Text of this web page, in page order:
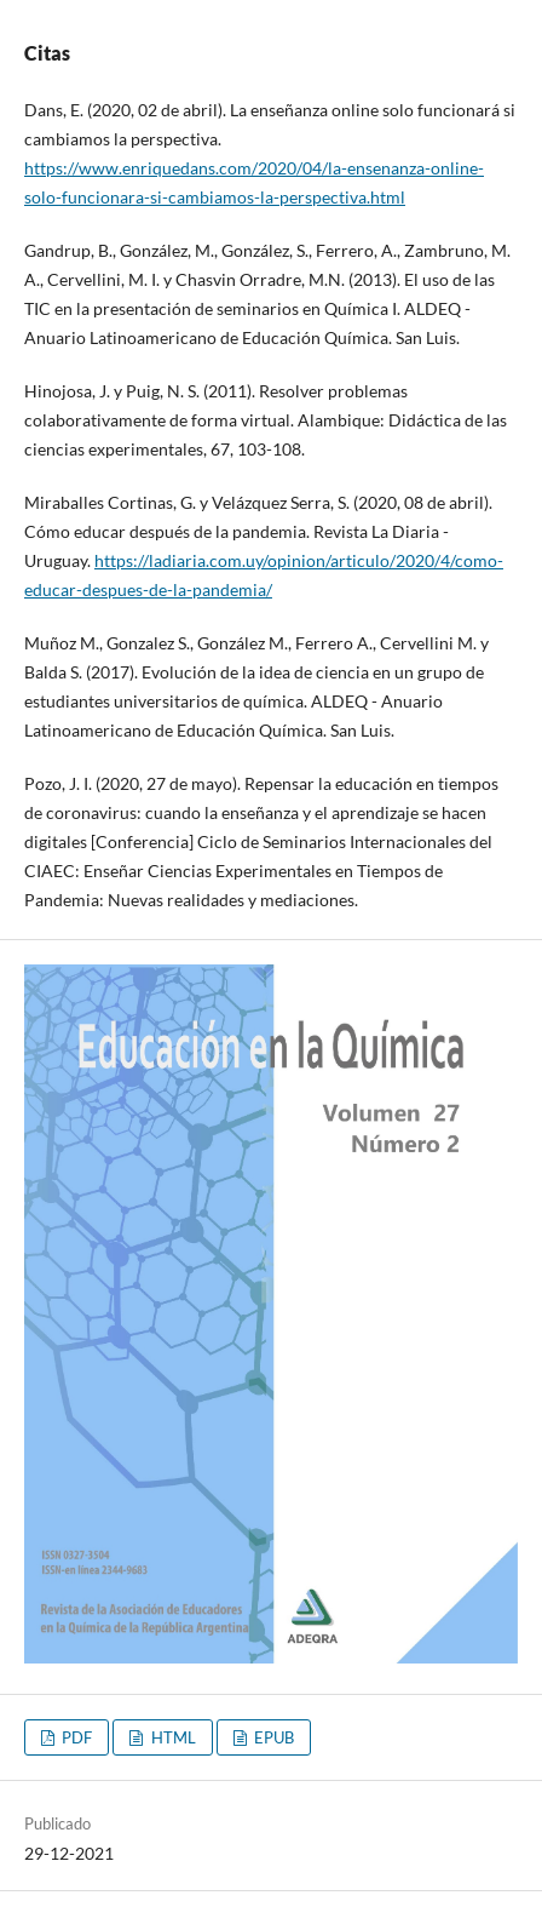
Citas
Dans, E. (2020, 02 de abril). La enseñanza online solo funcionará si
cambiamos la perspectiva.
https://www.enriquedans.com/2020/04/la-ensenanza-online-
solo-funcionara-si-cambiamos-la-perspectiva.html
Gandrup, B., González, M., González, S., Ferrero, A., Zambruno, M.
A., Cervellini, M. I. y Chasvin Orradre, M.N. (2013). El uso de las
TIC en la presentación de seminarios en Química I. ALDEQ -
Anuario Latinoamericano de Educación Química. San Luis.
Hinojosa, J. y Puig, N. S. (2011). Resolver problemas
colaborativamente de forma virtual. Alambique: Didáctica de las
ciencias experimentales, 67, 103-108.
Miraballes Cortinas, G. y Velázquez Serra, S. (2020, 08 de abril).
Cómo educar después de la pandemia. Revista La Diaria -
Uruguay. https://ladiaria.com.uy/opinion/articulo/2020/4/como-
educar-despues-de-la-pandemia/
Muñoz M., Gonzalez S., González M., Ferrero A., Cervellini M. y
Balda S. (2017). Evolución de la idea de ciencia en un grupo de
estudiantes universitarios de química. ALDEQ - Anuario
Latinoamericano de Educación Química. San Luis.
Pozo, J. I. (2020, 27 de mayo). Repensar la educación en tiempos
de coronavirus: cuando la enseñanza y el aprendizaje se hacen
digitales [Conferencia] Ciclo de Seminarios Internacionales del
CIAEC: Enseñar Ciencias Experimentales en Tiempos de
Pandemia: Nuevas realidades y mediaciones.
PDF HTML EPUB
Publicado
29-12-2021